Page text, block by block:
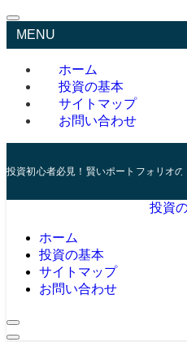
MENU
ホーム
投資の基本
サイトマップ
お問い合わせ
投資初心者必見！賢いポートフォリオの
投資
ホーム
投資の基本
サイトマップ
お問い合わせ